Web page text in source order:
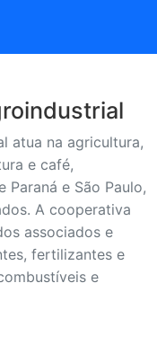
atua na agricultura,
e café,
Paraná e São Paulo,
A cooperativa
associados e
fertilizantes e
e